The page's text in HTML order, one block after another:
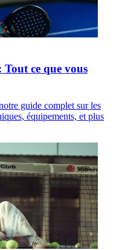
ce que vous
guide complet sur les
équipements, et plus